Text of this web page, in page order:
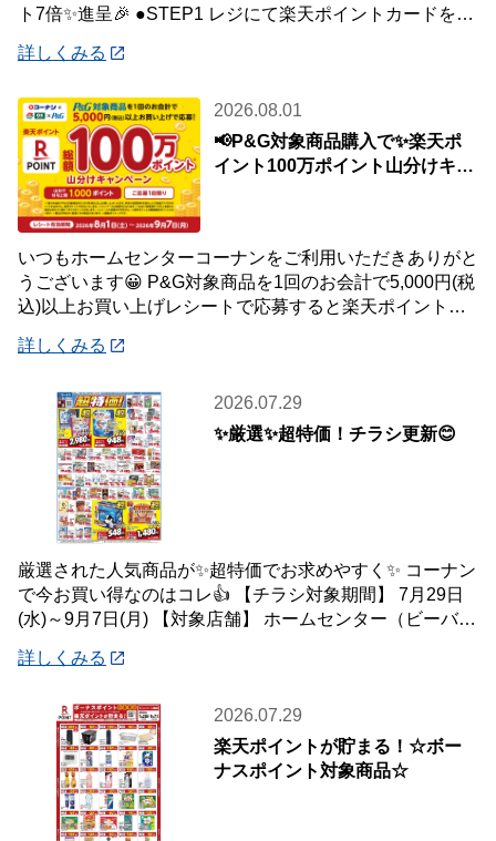
ト7倍✨進呈🎉 ●STEP1 レジにて楽天ポイントカードを提
詳しくみる
2026.08.01
📢P&G対象商品購入で✨楽天ポ
イント100万ポイント山分けキャ
いつもホームセンターコーナンをご利用いただきありがと
うございます😀 P&G対象商品を1回のお会計で5,000円(税
込)以上お買い上げレシートで応募すると楽天ポイント総
詳しくみる
2026.07.29
✨厳選✨超特価！チラシ更新😊
厳選された人気商品が✨超特価でお求めやすく✨ コーナン
で今お買い得なのはコレ👍 【チラシ対象期間】 7月29日
(水)～9月7日(月) 【対象店舗】 ホームセンター（ビーバー
詳しくみる
2026.07.29
楽天ポイントが貯まる！☆ボー
ナスポイント対象商品☆